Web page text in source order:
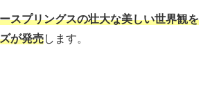
スプリングスの壮大な美しい世界観を
が発売します。